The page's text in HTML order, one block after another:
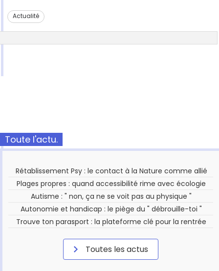
Actualité
Toute l'actu.
Rétablissement Psy : le contact à la Nature comme allié
Plages propres : quand accessibilité rime avec écologie
Autisme : " non, ça ne se voit pas au physique "
Autonomie et handicap : le piège du " débrouille-toi "
Trouve ton parasport : la plateforme clé pour la rentrée
Toutes les actus